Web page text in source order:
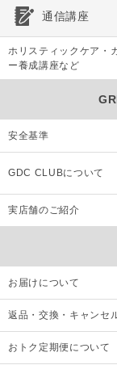
通信講座
ホリスティックケア・
ー養成講座など
安全基準
GDC CLUBについて
実店舗のご紹介
お届けについて
返品・交換・キャンセ
おトク定期便について